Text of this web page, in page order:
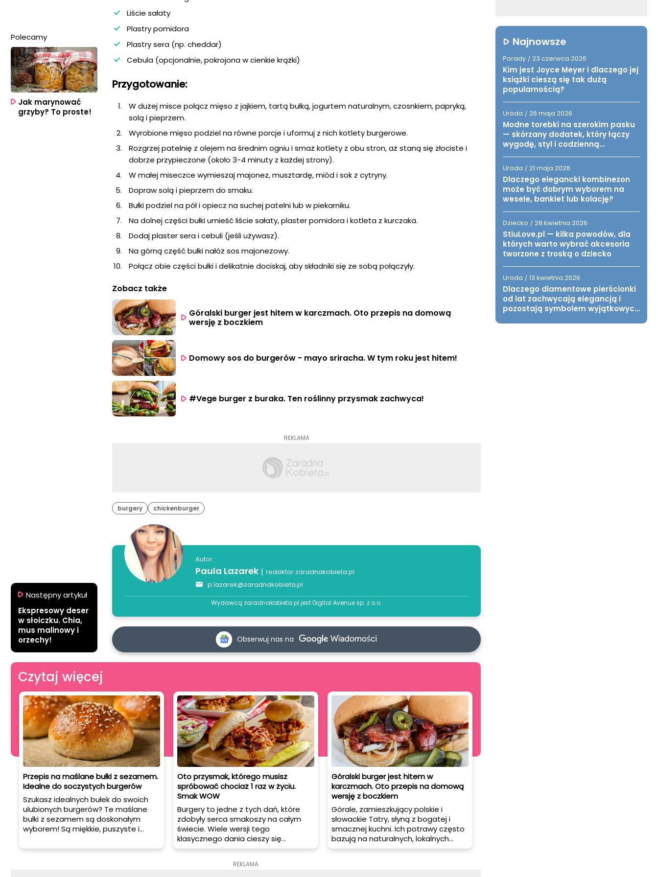
Liście sałaty
Plastry pomidora
Plastry sera (np. cheddar)
Cebula (opcjonalnie, pokrojona w cienkie krążki)
Przygotowanie:
W dużej misce połącz mięso z jajkiem, tartą bułką, jogurtem naturalnym, czosnkiem, papryką,
solą i pieprzem.
Wyrobione mięso podziel na równe porcje i uformuj z nich kotlety burgerowe.
Rozgrzej patelnię z olejem na średnim ogniu i smaż kotlety z obu stron, aż staną się złociste i
dobrze przypieczone (około 3-4 minuty z każdej strony).
W małej miseczce wymieszaj majonez, musztardę, miód i sok z cytryny.
Dopraw solą i pieprzem do smaku.
Bułki podziel na pół i opiecz na suchej patelni lub w piekarniku.
Na dolnej części bułki umieść liście sałaty, plaster pomidora i kotleta z kurczaka.
Dodaj plaster sera i cebuli (jeśli używasz).
Na górną część bułki nałóż sos majonezowy.
Połącz obie części bułki i delikatnie dociskaj, aby składniki się ze sobą połączyły.
Zobacz także
Góralski burger jest hitem w karczmach. Oto przepis na domową
wersję z boczkiem
Domowy sos do burgerów - mayo sriracha. W tym roku jest hitem!
#Vege burger z buraka. Ten roślinny przysmak zachwyca!
REKLAMA
burgery chickenburger
Autor:
Paula Lazarek | redaktor zaradnakobieta.pl
p.lazarek@zaradnakobieta.pl
Wydawcą zaradnakobieta.pl jestDigital Avenue sp. z o.o.
Obserwuj nas na
Polecamy
Jak marynować
grzyby? To proste!
Następny artykuł
Ekspresowy deser
w słoiczku. Chia,
mus malinowy i
orzechy!
Czytaj więcej
Przepis na maślane bułki z sezamem.
Idealne do soczystych burgerów
Szukasz idealnych bułek do swoich
ulubionych burgerów? Te maślane
bułki z sezamem są doskonałym
wyborem! Są miękkie, puszyste i
Oto przysmak, którego musisz
spróbować chociaż 1 raz w życiu.
Smak WOW
Burgery to jedne z tych dań, które
zdobyły serca smakoszy na całym
świecie. Wiele wersji tego
klasycznego dania cieszy się
ogromną popularnością, ale jednym
zawładnęło podniebieniem wielu, są
Góralski burger jest hitem w
karczmach. Oto przepis na domową
wersję z boczkiem
Górale, zamieszkujący polskie i
słowackie Tatry, słyną z bogatej i
smacznej kuchni. Ich potrawy często
bazują na naturalnych, lokalnych
składnikach i są przygotowywane z
REKLAMA
Najnowsze
Porady / 23 czerwca 2026
Kim jest Joyce Meyer i dlaczego jej
książki cieszą się tak dużą
popularnością?
Uroda / 26 maja 2026
Modne torebki na szerokim pasku
— skórzany dodatek, który łączy
wygodę, styl i codzienną
Uroda / 21 maja 2026
Dlaczego elegancki kombinezon
może być dobrym wyborem na
wesele, bankiet lub kolację?
Dziecko / 28 kwietnia 2026
StiuLove.pl — kilka powodów, dla
których warto wybrać akcesoria
tworzone z troską o dziecko
Uroda / 13 kwietnia 2026
Dlaczego diamentowe pierścionki
od lat zachwycają elegancją i
pozostają symbolem wyjątkowych